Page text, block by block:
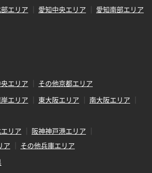
エリア 愛知中央エリア
愛知南部エリア
エリア
その他京都エリア
エリア 東大阪エリア
南大阪エリア
リア
阪神神戸港エリア
ア
その他兵庫エリア